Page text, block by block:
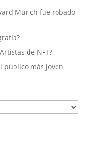
Munch fue robado
de NFT?
público más joven